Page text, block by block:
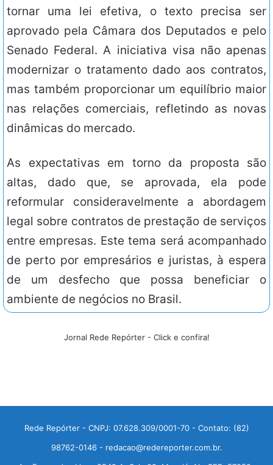
tornar uma lei efetiva, o texto precisa ser
aprovado pela Câmara dos Deputados e pelo
Senado Federal. A iniciativa visa não apenas
modernizar o tratamento dado aos contratos,
mas também proporcionar um equilíbrio maior
nas relações comerciais, refletindo as novas
dinâmicas do mercado.
As expectativas em torno da proposta são
altas, dado que, se aprovada, ela pode
reformular consideravelmente a abordagem
legal sobre contratos de prestação de serviços
entre empresas. Este tema será acompanhado
de perto por empresários e juristas, à espera
de um desfecho que possa beneficiar o
ambiente de negócios no Brasil.
Jornal Rede Repórter - Click e confira!
Rede Repórter - CNPJ: 07.628.309/0001-70 - Contato: (82)
98762-0146 - redacao@redereporter.com.br.